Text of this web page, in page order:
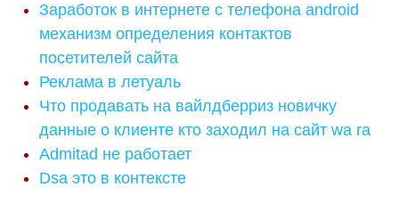
Заработок в интернете с телефона android
механизм определения контактов
посетителей сайта
Реклама в летуаль
Что продавать на вайлдберриз новичку
данные о клиенте кто заходил на сайт wa ra
Admitad не работает
Dsa это в контексте